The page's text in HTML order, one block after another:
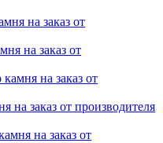
на заказ от
на заказ от
на заказ от
на заказ от производителя
на заказ от